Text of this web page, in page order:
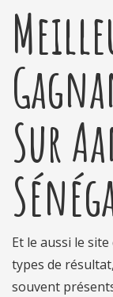
Sur
Et le aussi le
types de
souvent